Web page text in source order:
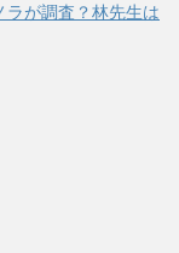
ラが調査？林先生は